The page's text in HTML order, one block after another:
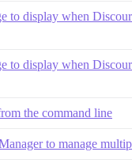
to display when
to display when
the command line
to manage